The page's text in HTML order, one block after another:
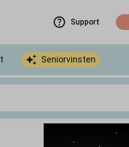
Support
Seniorvinsten